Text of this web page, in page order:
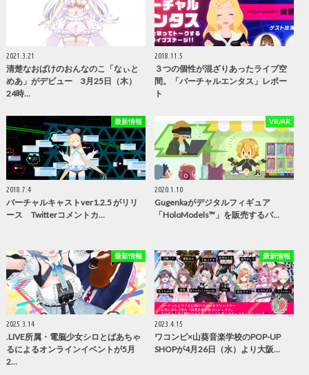
2021.3.21
清楚なおばけのおんなのこ「なぃと
めあ」がデビュー 3月25日（木）
24時…
2018.11.5
３つの個性が混ざりあったライブ空
間。「バーチャルエンタス」レポー
ト
最新情報
2018.7.4
バーチャルキャストver1.2.5 がリリ
ース Twitterコメントカ…
VR/AR
2020.1.10
Gugenkaがデジタルフィギュア
「HoloModels™」を販売するバ…
最新情報
2025.3.14
.LIVE所属・電脳少女シロとばあちゃ
るによるオンラインイベントが5月
2…
最新情報
2023.4.15
ワコンピ×山葵音楽学校のPOP-UP
SHOPが4月26日（水）より大阪…